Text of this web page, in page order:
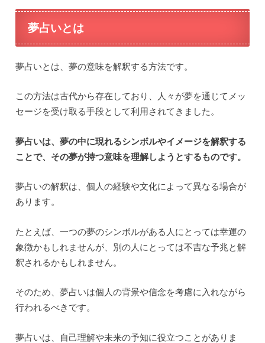
夢占いとは
夢占いとは、夢の意味を解釈する方法です。
この方法は古代から存在しており、人々が夢を通じてメッ
セージを受け取る手段として利用されてきました。
夢占いは、夢の中に現れるシンボルやイメージを解釈する
ことで、その夢が持つ意味を理解しようとするものです。
夢占いの解釈は、個人の経験や文化によって異なる場合が
あります。
たとえば、一つの夢のシンボルがある人にとっては幸運の
象徴かもしれませんが、別の人にとっては不吉な予兆と解
釈されるかもしれません。
そのため、夢占いは個人の背景や信念を考慮に入れながら
行われるべきです。
夢占いは、自己理解や未来の予知に役立つことがありま